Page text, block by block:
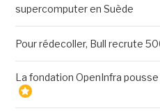
supercomputer en Suède
Pour rédecoller, Bull recrute
La fondation OpenInfra